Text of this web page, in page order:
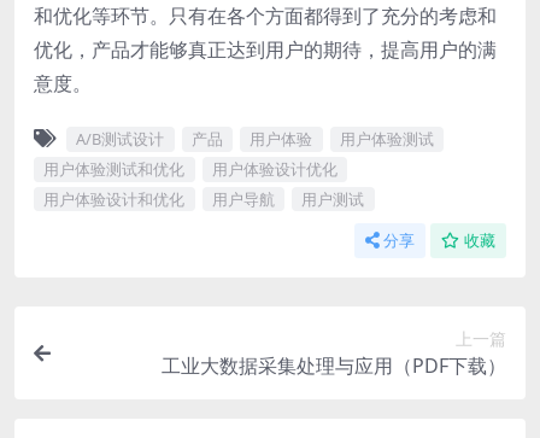
和优化等环节。只有在各个方面都得到了充分的考虑和
优化，产品才能够真正达到用户的期待，提高用户的满
意度。
A/B测试设计 产品 用户体验
用户体验测试
用户体验测试和优化
用户体验设计优化
用户体验设计和优化
用户导航 用户测试
分享 收藏
上一篇
工业大数据采集处理与应用（PDF下载）